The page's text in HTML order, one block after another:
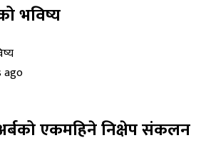
भविष्य
ago
एकमहिने निक्षेप संकलन